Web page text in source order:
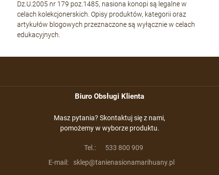
Dz.U.2005 nr 179 poz.1485, nasiona konopi są legalne w
celach kolekcjonerskich. Opisy produktów, kategorii oraz
artykułów blogowych przeznaczone są wyłącznie w celach
edukacyjnych.
Biuro Obsługi Klienta
Masz pytania? Skontaktuj się z nami,
pomożemy w wyborze produktu.
Tel.:
533 800 909
E-mail:
sklep@tanienasionamarihuany.pl